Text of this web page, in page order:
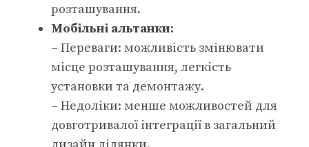
розташування.
Мобільні альтанки:
– Переваги: можливість змінювати
місце розташування, легкість
установки та демонтажу.
– Недоліки: менше можливостей для
довготривалої інтеграції в загальний